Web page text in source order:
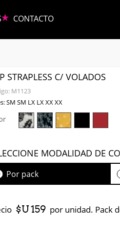
CONTACTO
STRAPLESS C/ VOLADOS
M1123
SM SM LX LX XX XX
MODALIDAD DE
Por pack
$U 159 por unidad. Pack